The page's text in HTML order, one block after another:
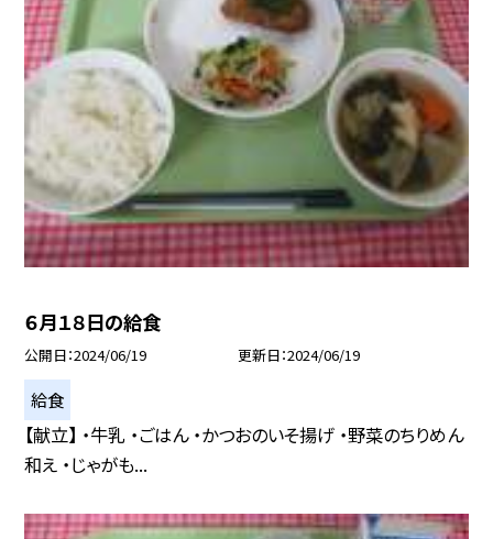
６月１８日の給食
公開日 2024/06/19 更新日 2024/06/19
給食
【献立】 ・牛乳 ・ごはん ・かつおのいそ揚げ ・野菜のちりめん
和え ・じゃがも...